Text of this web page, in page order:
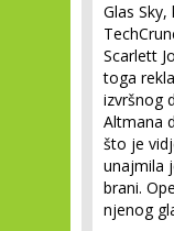
Glas
Scarlett
toga
izvršnog
Altmana
što je
unajmila
brani.
njenog